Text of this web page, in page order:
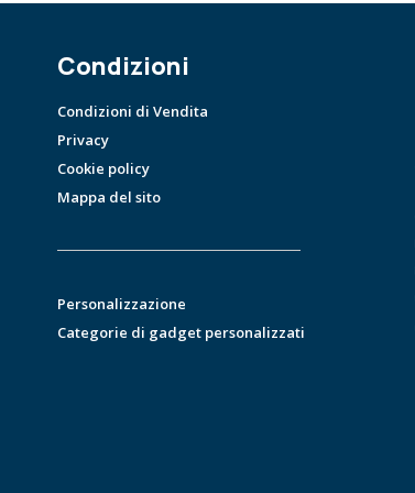
Condizioni
Condizioni di Vendita
Privacy
Cookie policy
Mappa del sito
Personalizzazione
Categorie di gadget personalizzati